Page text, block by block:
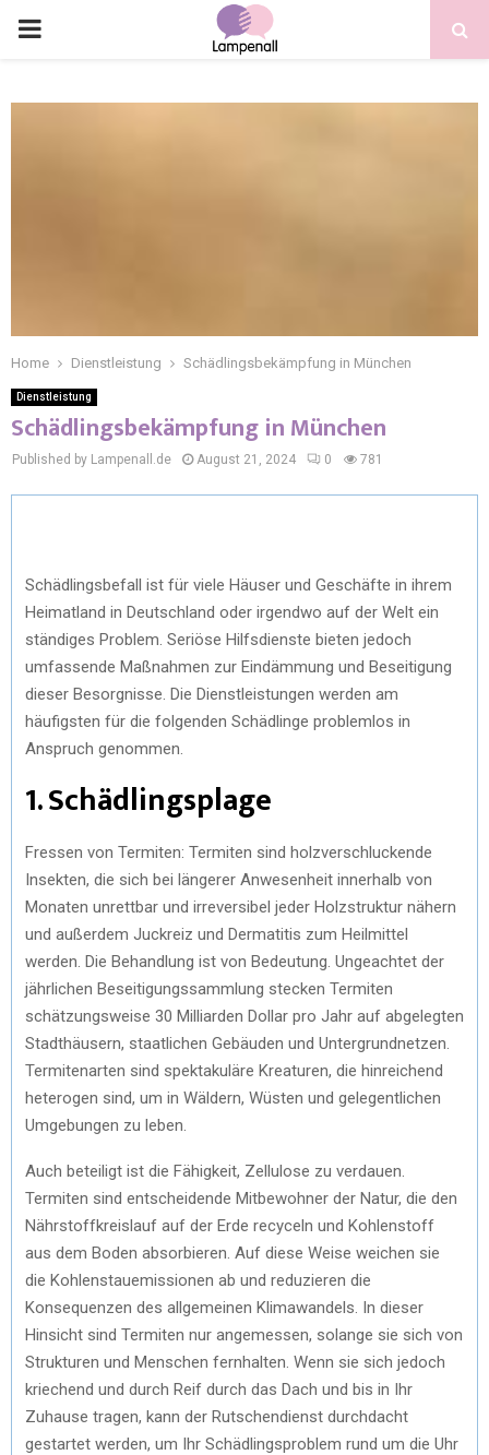
Home Dienstleistung Schädlingsbekämpfung in München
Dienstleistung
Schädlingsbekämpfung in München
Published by Lampenall.de August 21, 2024 0 781
Schädlingsbefall ist für viele Häuser und Geschäfte in ihrem
Heimatland in Deutschland oder irgendwo auf der Welt ein
ständiges Problem. Seriöse Hilfsdienste bieten jedoch
umfassende Maßnahmen zur Eindämmung und Beseitigung
dieser Besorgnisse. Die Dienstleistungen werden am
häufigsten für die folgenden Schädlinge problemlos in
Anspruch genommen.
1. Schädlingsplage
Fressen von Termiten: Termiten sind holzverschluckende
Insekten, die sich bei längerer Anwesenheit innerhalb von
Monaten unrettbar und irreversibel jeder Holzstruktur nähern
und außerdem Juckreiz und Dermatitis zum Heilmittel
werden. Die Behandlung ist von Bedeutung. Ungeachtet der
jährlichen Beseitigungssammlung stecken Termiten
schätzungsweise 30 Milliarden Dollar pro Jahr auf abgelegten
Stadthäusern, staatlichen Gebäuden und Untergrundnetzen.
Termitenarten sind spektakuläre Kreaturen, die hinreichend
heterogen sind, um in Wäldern, Wüsten und gelegentlichen
Umgebungen zu leben.
Auch beteiligt ist die Fähigkeit, Zellulose zu verdauen.
Termiten sind entscheidende Mitbewohner der Natur, die den
Nährstoffkreislauf auf der Erde recyceln und Kohlenstoff
aus dem Boden absorbieren. Auf diese Weise weichen sie
die Kohlenstauemissionen ab und reduzieren die
Konsequenzen des allgemeinen Klimawandels. In dieser
Hinsicht sind Termiten nur angemessen, solange sie sich von
Strukturen und Menschen fernhalten. Wenn sie sich jedoch
kriechend und durch Reif durch das Dach und bis in Ihr
Zuhause tragen, kann der Rutschendienst durchdacht
gestartet werden, um Ihr Schädlingsproblem rund um die Uhr